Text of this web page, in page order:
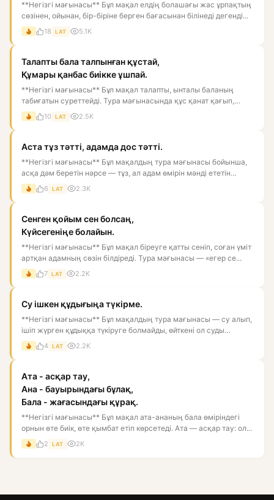
**Негізгі мағынасы** Бұл мақал елдің болашағы жас ұрпақтың
сөзінен, ойынан, бір-біріне берген бағасынан білінеді дегенді...
18 LAT 5.1K
Талапты бала талпынған құстай,
Құмары қанбас биікке ұшпай.
**Негізгі мағынасы** Бұл мақал талапты, ынталы баланың
табиғатын суреттейді. Тура мағынасында құс қанат қағып,
биікке ұм...
10 LAT 2.5K
Аста тұз тәтті, адамда дос тәтті.
**Негізгі мағынасы** Бұл мақалдың тура мағынасы бойынша,
асқа дәм беретін нәрсе — тұз, ал адам өмірін мәнді ететін
нәрс...
6 LAT 2.3K
Сенген қойым сен болсаң,
Күйсегеніңе болайын.
**Негізгі мағынасы** Бұл мақал біреуге қатты сеніп, соған үміт
артқан адамның сөзін білдіреді. Тура мағынасы — «егер се...
7 LAT 2.2K
Су ішкен құдығыңа түкірме.
**Негізгі мағынасы** Бұл мақалдың тура мағынасы — су алып,
ішіп жүрген құдыққа түкіруге болмайды, өйткені ол суды
ластай...
4 LAT 2.2K
Ата - асқар тау,
Ана - бауырындағы бұлақ,
Бала - жағасындағы құрақ.
**Негізгі мағынасы** Бұл мақал ата-ананың бала өміріндегі
орнын өте биік, өте қымбат етіп көрсетеді. Ата — асқар тау: ол...
2 LAT 2K